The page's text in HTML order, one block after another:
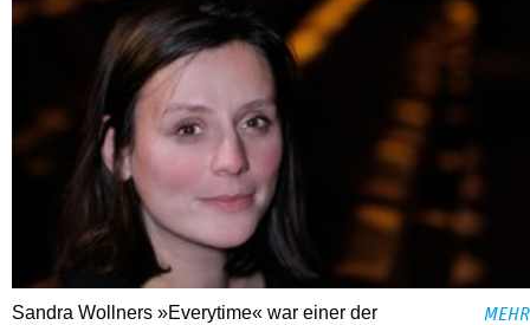
Sandra Wollners »Everytime« war einer der
MEHR